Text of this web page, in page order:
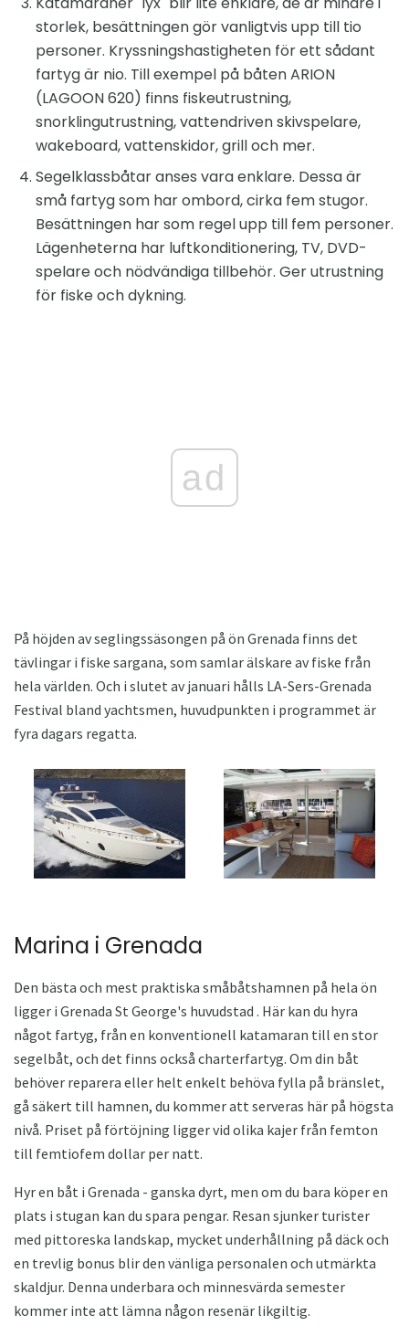
storlek, besättningen gör vanligtvis upp till tio
personer. Kryssningshastigheten för ett sådant
fartyg är nio. Till exempel på båten ARION
(LAGOON 620) finns fiskeutrustning,
snorklingutrustning, vattendriven skivspelare,
wakeboard, vattenskidor, grill och mer.
Segelklassbåtar anses vara enklare. Dessa är
små fartyg som har ombord, cirka fem stugor.
Besättningen har som regel upp till fem personer.
Lägenheterna har luftkonditionering, TV, DVD-
spelare och nödvändiga tillbehör. Ger utrustning
för fiske och dykning.
ad
På höjden av seglingssäsongen på ön Grenada finns det
tävlingar i fiske sargana, som samlar älskare av fiske från
hela världen. Och i slutet av januari hålls LA-Sers-Grenada
Festival bland yachtsmen, huvudpunkten i programmet är
fyra dagars regatta.
Marina i Grenada
Den bästa och mest praktiska småbåtshamnen på hela ön
ligger i Grenada St George's huvudstad . Här kan du hyra
något fartyg, från en konventionell katamaran till en stor
segelbåt, och det finns också charterfartyg. Om din båt
behöver reparera eller helt enkelt behöva fylla på bränslet,
gå säkert till hamnen, du kommer att serveras här på högsta
nivå. Priset på förtöjning ligger vid olika kajer från femton
till femtiofem dollar per natt.
Hyr en båt i Grenada - ganska dyrt, men om du bara köper en
plats i stugan kan du spara pengar. Resan sjunker turister
med pittoreska landskap, mycket underhållning på däck och
en trevlig bonus blir den vänliga personalen och utmärkta
skaldjur. Denna underbara och minnesvärda semester
kommer inte att lämna någon resenär likgiltig.